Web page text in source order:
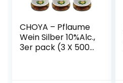
CHOYA – Pflaume
Wein Silber 10%Alc.,
3er pack (3 X 500